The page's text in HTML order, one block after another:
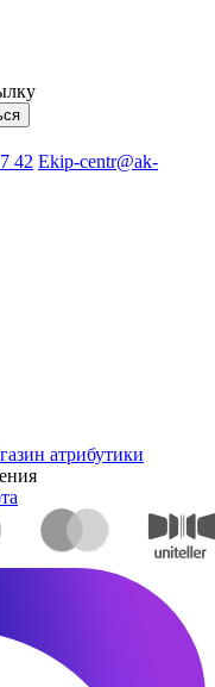
42 Ekip-centr@ak-
атрибутики